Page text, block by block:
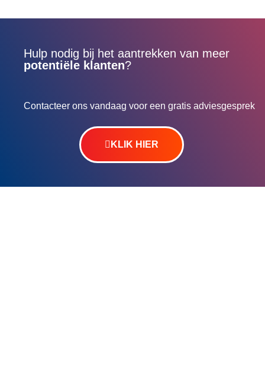
Hulp nodig bij het aantrekken van meer
potentiële klanten?
Contacteer ons vandaag voor een gratis adviesgesprek
KLIK HIER